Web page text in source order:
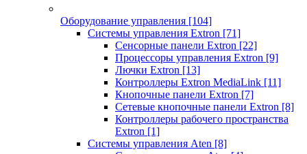
Оборудование управления [104]
Системы управления Extron [71]
Сенсорные панели Extron [22]
Процессоры управления Extron [9]
Лючки Extron [13]
Контроллеры Extron MediaLink [11]
Кнопочные панели Extron [7]
Сетевые кнопочные панели Extron [8]
Контроллеры рабочего пространства
Extron [1]
Системы управления Aten [8]